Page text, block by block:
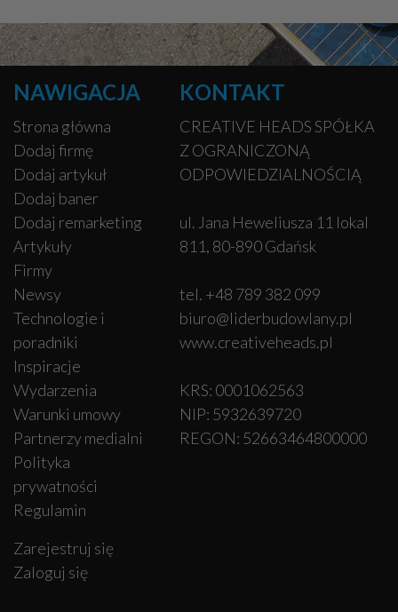
NAWIGACJA
Strona główna
Dodaj firmę
Dodaj artykuł
Dodaj baner
Dodaj remarketing
Artykuły
Firmy
Newsy
Technologie i
poradniki
Inspiracje
Wydarzenia
Warunki umowy
Partnerzy medialni
Polityka
prywatności
Regulamin
Zarejestruj się
Zaloguj się
KONTAKT
CREATIVE HEADS SPÓŁKA
Z OGRANICZONĄ
ODPOWIEDZIALNOŚCIĄ
ul. Jana Heweliusza 11 lokal
811, 80-890 Gdańsk
tel. +48 789 382 099
biuro@liderbudowlany.pl
www.creativeheads.pl
KRS: 0001062563
NIP: 5932639720
REGON: 52663464800000